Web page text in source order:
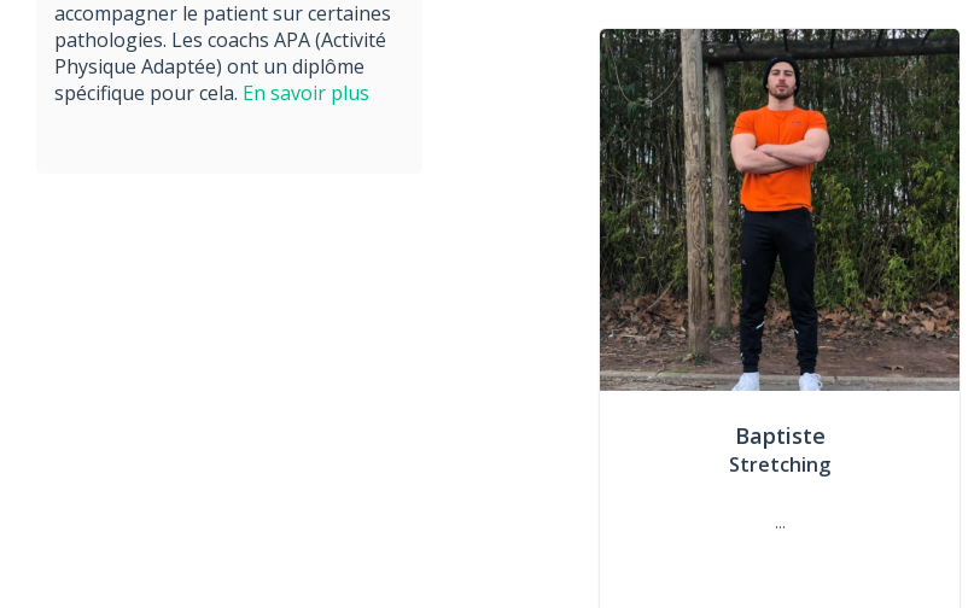
accompagner le patient sur certaines
pathologies. Les coachs APA (Activité
Physique Adaptée) ont un diplôme
spécifique pour cela. En savoir plus
Baptiste
Stretching
...